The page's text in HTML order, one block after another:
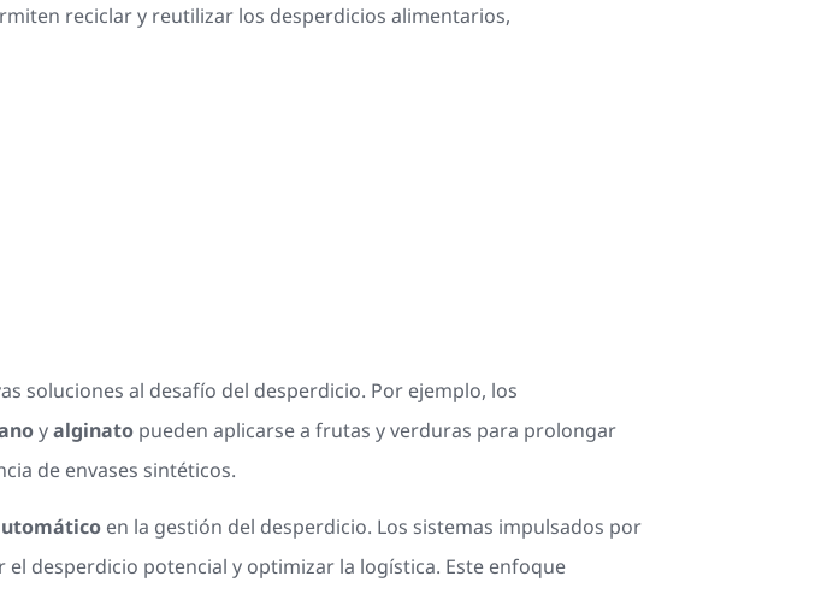
reciclar y reutilizar los desperdicios alimentarios,
soluciones al desafío del desperdicio. Por ejemplo, los
yalginato pueden aplicarse a frutas y verduras para prolongar
de envases sintéticos.
en la gestión del desperdicio. Los sistemas impulsados por
desperdicio potencial y optimizar la logística. Este enfoque